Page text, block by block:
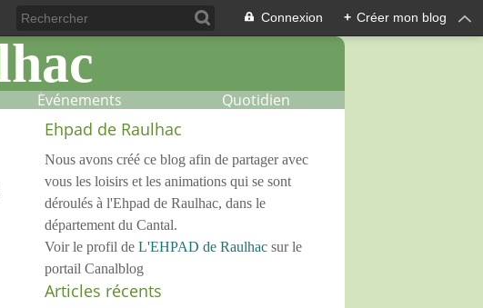
Connexion + Créer mon blog
Événements Quotidien
Ehpad de Raulhac
Nous avons créé ce blog afin de partager avec
vous les loisirs et les animations qui se sont
déroulés à l'Ehpad de Raulhac, dans le
département du Cantal.
Voir le profil de L'EHPAD de Raulhac sur le
portail Canalblog
Articles récents